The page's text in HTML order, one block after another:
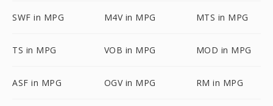
SWF in MPG M4V in MPG MTS in MPG
TS in MPG VOB in MPG MOD in MPG
ASF in MPG OGV in MPG RM in MPG